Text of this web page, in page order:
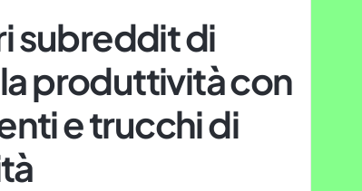
subreddit di
produttività con
e trucchi di